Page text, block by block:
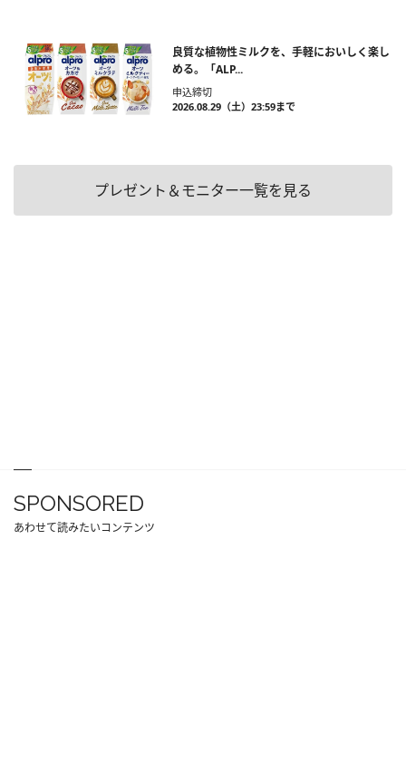
良質な植物性ミルクを、手軽においしく楽し
める。「ALP...
申込締切
2026.08.29（土）23:59まで
プレゼント＆モニター一覧を見る
SPONSORED
あわせて読みたいコンテンツ